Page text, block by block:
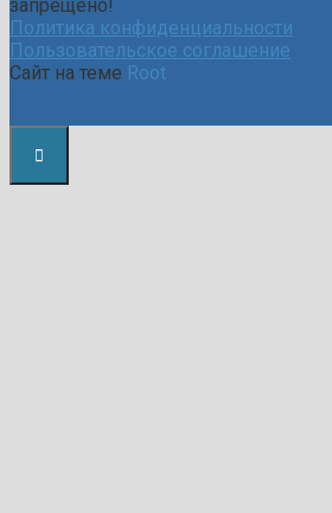
запрещено!
Политика конфиденциальности
Пользовательское соглашение
Сайт на теме Root